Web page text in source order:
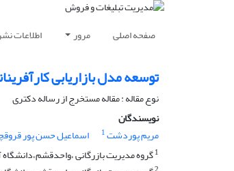
صفحه اصلی مرور اطلاعات
توسعه مدل بازاریابی
نوع مقاله : مقاله مستخرج از رساله دکتری
نویسندگان
مریم پوردشت1 اسماعیل حسن پور
1گروه مدیریت بازرگانی ،واحدقشم،دانشگاه